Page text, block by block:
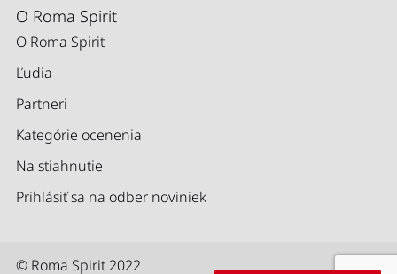
O Roma Spirit
O Roma Spirit
Ľudia
Partneri
Kategórie ocenenia
Na stiahnutie
Prihlásiť sa na odber noviniek
© Roma Spirit 2022